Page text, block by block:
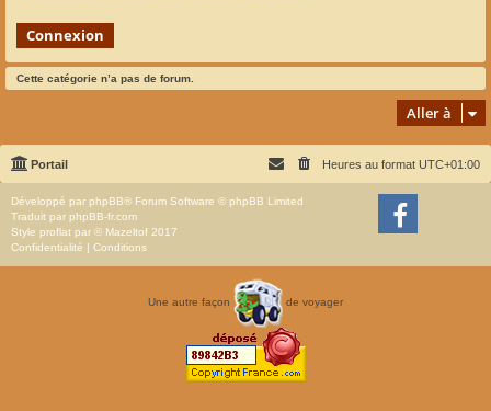
Cette catégorie n’a pas de forum.
Aller à
Portail Heures au format UTC+01:00
Développé par phpBB® Forum Software © phpBB Limited
Traduit par phpBB-fr.com
Style proflat par © Mazeltof 2017
Confidentialité | Conditions
Une autre façon de voyager